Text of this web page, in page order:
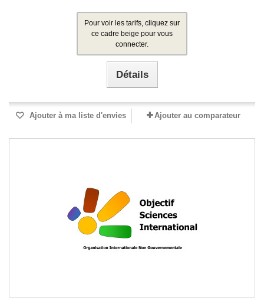
Pour voir les tarifs, cliquez sur
ce cadre beige pour vous
connecter.
Détails
Ajouter à ma liste d'envies Ajouter au comparateur